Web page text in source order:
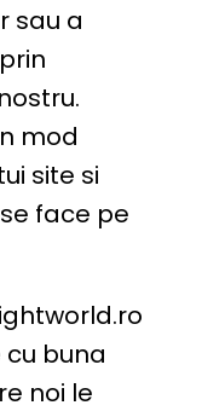
sau a
mod
site si
face pe
buna
noi le